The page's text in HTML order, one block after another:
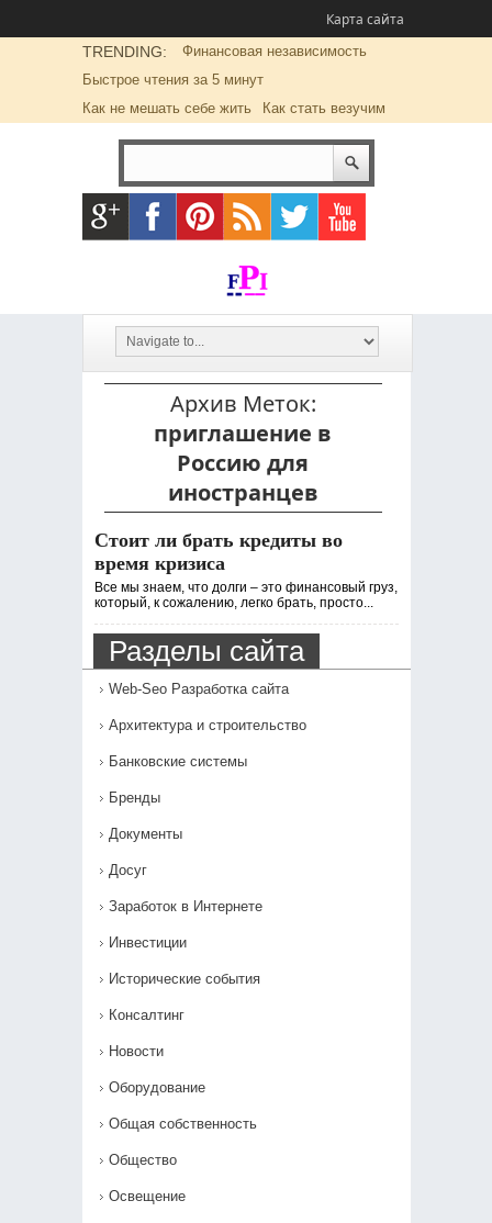
Карта сайта
TRENDING:
Финансовая независимость
Быстрое чтения за 5 минут
Как не мешать себе жить
Как стать везучим
Архив Меток:
приглашение в
Россию для
иностранцев
Стоит ли брать кредиты во
время кризиса
Все мы знаем, что долги – это финансовый груз,
который, к сожалению, легко брать, просто...
Разделы сайта
Web-Seo Разработка сайта
Архитектура и строительство
Банковские системы
Бренды
Документы
Досуг
Заработок в Интернете
Инвестиции
Исторические события
Консалтинг
Новости
Оборудование
Общая собственность
Общество
Освещение